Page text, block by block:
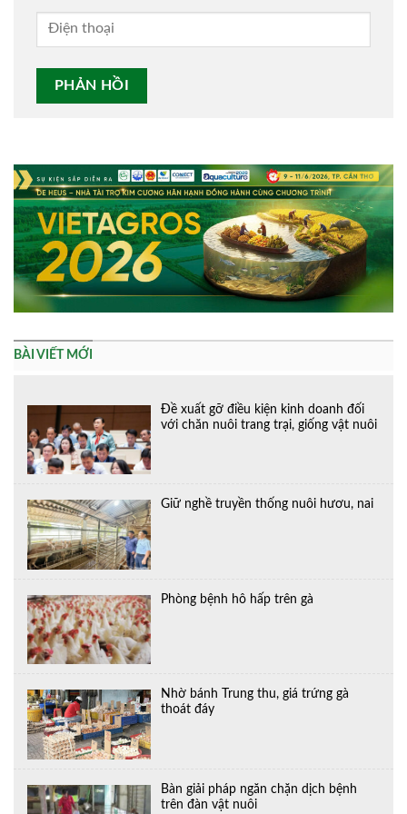
BÀI VIẾT MỚI
Đề xuất gỡ điều kiện kinh doanh đối
với chăn nuôi trang trại, giống vật nuôi
Giữ nghề truyền thống nuôi hươu, nai
Phòng bệnh hô hấp trên gà
Nhờ bánh Trung thu, giá trứng gà
thoát đáy
Bàn giải pháp ngăn chặn dịch bệnh
trên đàn vật nuôi